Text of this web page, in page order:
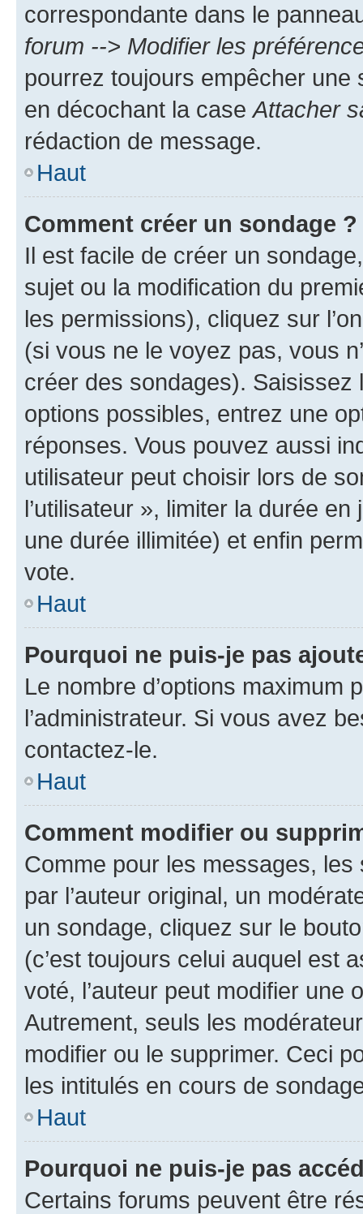
correspondante dans le
forum --> Modifier les
pourrez toujours empêcher une
en décochant la caseAttacher
rédaction de message.
Haut
Comment créer un sondage ?
Il est facile de créer un
sujet ou la modification du
les permissions), cliquez sur
(si vous ne le voyez pas, vous
créer des sondages).
options possibles, entrez une
réponses. Vous pouvez aussi
utilisateur peut choisir lors de
l’utilisateur », limiter la durée
une durée illimitée) et enfin
vote.
Haut
Pourquoi ne puis-je pas
Le nombre d’options maximum
l’administrateur. Si vous avez
contactez-le.
Haut
Comment modifier ou
Comme pour les messages,
par l’auteur original, un
un sondage, cliquez sur le
(c’est toujours celui auquel est
voté, l’auteur peut modifier une
Autrement, seuls les
modifier ou le supprimer. Ceci
les intitulés en cours de
Haut
Pourquoi ne puis-je pas
Certains forums peuvent être